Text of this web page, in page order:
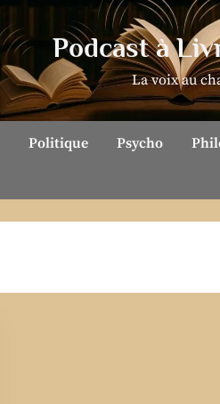
Podcast à
La voix au
Politique Psycho